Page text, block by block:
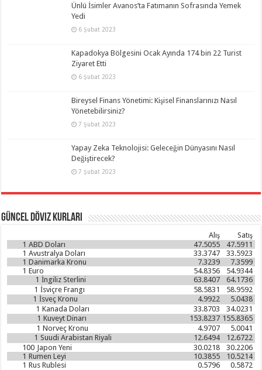
Ünlü İsimler Avanos’ta Fatımanın Sofrasında Yemek
Yedi
6 Şubat 2023
Kapadokya Bölgesini Ocak Ayında 174 bin 22 Turist
Ziyaret Etti
6 Şubat 2023
Bireysel Finans Yönetimi: Kişisel Finanslarınızı Nasıl
Yönetebilirsiniz?
7 Şubat 2023
Yapay Zeka Teknolojisi: Geleceğin Dünyasını Nasıl
Değiştirecek?
7 Şubat 2023
Güncel Döviz Kurları
Satış
Alış
1 ABD Doları 47.5911
47.5055
1 Avustralya Doları 33.5923
33.3747
1 Danimarka Kronu 7.3599
7.3239
1 Euro 54.9344
54.8356
1 İngiliz Sterlini 64.1736
63.8407
1 İsviçre Frangı 58.9592
58.5831
1 İsveç Kronu 5.0438
4.9922
1 Kanada Doları 34.0231
33.8703
1 Kuveyt Dinarı 155.8365
153.8237
1 Norveç Kronu 5.0041
4.9707
1 Suudi Arabistan Riyali 12.6722
12.6494
100 Japon Yeni 30.2206
30.0218
1 Rumen Leyi 10.5214
10.3855
1 Rus Rublesi 0.5872
0.5796